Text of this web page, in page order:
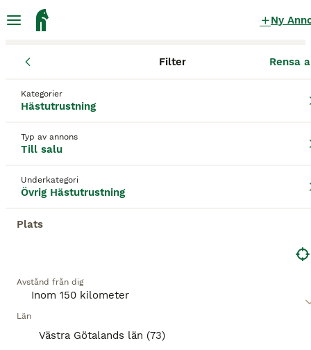
Ny
Filter Rensa
Kategorier
Hästutrustning
Typ av annons
Till salu
Underkategori
Övrig Hästutrustning
Plats
Avstånd från dig
Län
Västra Götalands län (73)
Övrig Hästutrustning till salu
Spara sökning
BOOST
Wahlsten tömkörningsgjord